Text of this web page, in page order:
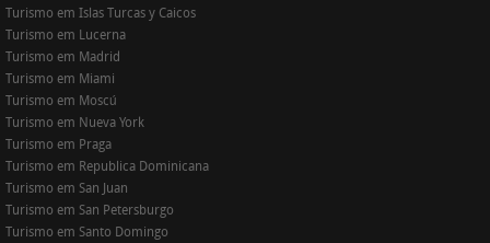
Turismo em Islas Turcas y Caicos
Turismo em Lucerna
Turismo em Madrid
Turismo em Miami
Turismo em Moscú
Turismo em Nueva York
Turismo em Praga
Turismo em Republica Dominicana
Turismo em San Juan
Turismo em San Petersburgo
Turismo em Santo Domingo